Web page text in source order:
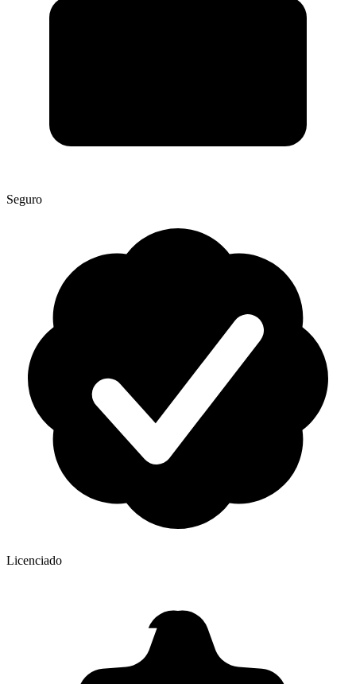
Seguro
Licenciado